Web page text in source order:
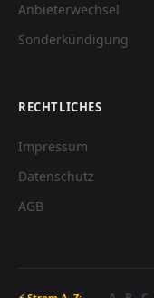
Anbieterwechsel
Sonderkündigung
RECHTLICHES
Impressum
Datenschutz
AGB